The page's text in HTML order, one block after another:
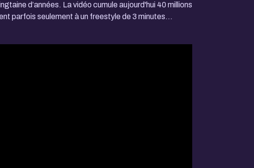
d’années. La vidéo cumule aujourd'hui 40 millions
parfois seulement à un freestyle de 3 minutes...